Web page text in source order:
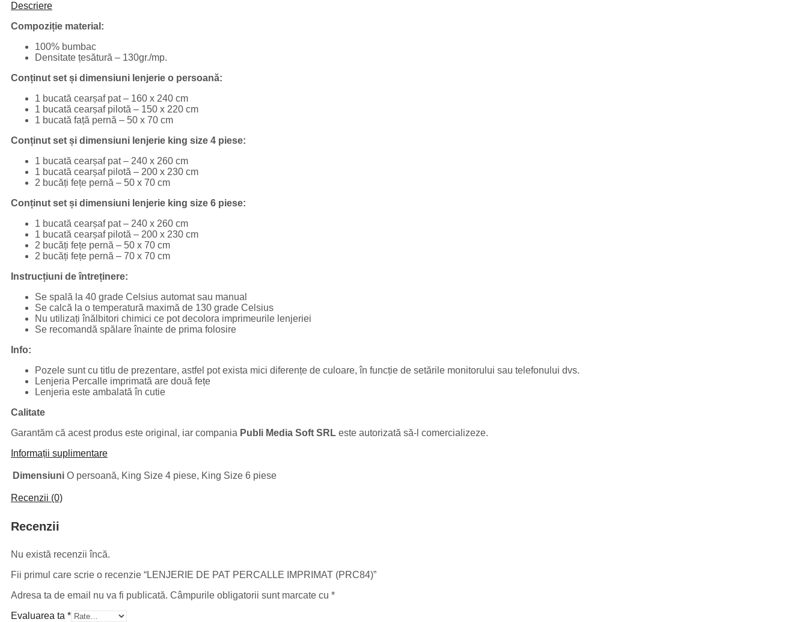
Descriere
Compoziție material:
100% bumbac
Densitate țesătură – 130gr./mp.
Conținut set și dimensiuni lenjerie o persoană:
1 bucată cearșaf pat – 160 x 240 cm
1 bucată cearșaf pilotă – 150 x 220 cm
1 bucată față pernă – 50 x 70 cm
Conținut set și dimensiuni lenjerie king size 4 piese:
1 bucată cearșaf pat – 240 x 260 cm
1 bucată cearșaf pilotă – 200 x 230 cm
2 bucăți fețe pernă – 50 x 70 cm
Conținut set și dimensiuni lenjerie king size 6 piese:
1 bucată cearșaf pat – 240 x 260 cm
1 bucată cearșaf pilotă – 200 x 230 cm
2 bucăți fețe pernă – 50 x 70 cm
2 bucăți fețe pernă – 70 x 70 cm
Instrucțiuni de întreținere:
Se spală la 40 grade Celsius automat sau manual
Se calcă la o temperatură maximă de 130 grade Celsius
Nu utilizați înălbitori chimici ce pot decolora imprimeurile lenjeriei
Se recomandă spălare înainte de prima folosire
Info:
Pozele sunt cu titlu de prezentare, astfel pot exista mici diferențe de culoare, în funcție de setările monitorului sau telefonului dvs.
Lenjeria Percalle imprimată are două fețe
Lenjeria este ambalată în cutie
Calitate
Garantăm că acest produs este original, iar compania Publi Media Soft SRL este autorizată să-l comercializeze.
Informații suplimentare
Dimensiuni O persoană, King Size 4 piese, King Size 6 piese
Recenzii (0)
Recenzii
Nu există recenzii încă.
Fii primul care scrie o recenzie “LENJERIE DE PAT PERCALLE IMPRIMAT (PRC84)”
Adresa ta de email nu va fi publicată. Câmpurile obligatorii sunt marcate cu *
Evaluarea ta *